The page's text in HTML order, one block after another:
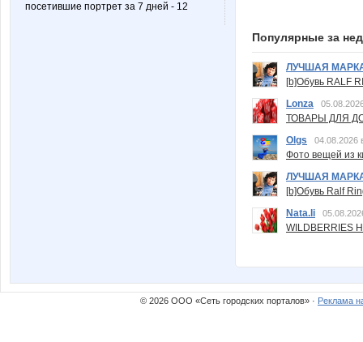
посетившие портрет за 7 дней - 12
Популярные за
ЛУЧШАЯ
[b]Обувь RALF
Lonza
ТОВАРЫ ДЛЯ
Olgs
04.08.2026
Фото вещей из
ЛУЧШАЯ
[b]Обувь Ralf
Nata.li
© 2026 ООО «Сеть городских порталов» · Реклама